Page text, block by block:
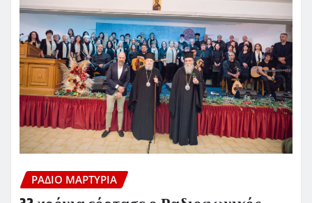
ΡΆΔΙΟ ΜΑΡΤΥΡΊΑ